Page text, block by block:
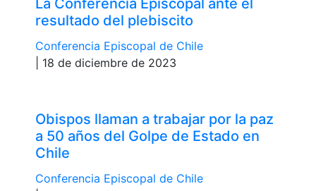
La Conferencia Episcopal ante el
resultado del plebiscito
Conferencia Episcopal de Chile
| 18 de diciembre de 2023
Obispos llaman a trabajar por la paz
a 50 años del Golpe de Estado en
Chile
Conferencia Episcopal de Chile